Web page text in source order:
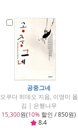
공중그네
오쿠다 히데오 지음, 이영미 옮
김 | 은행나무
15,300원(10% 할인 / 850원)
8.4